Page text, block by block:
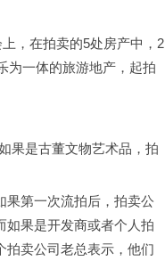
，在拍卖的5处房产中，2
为一体的旅游地产，起拍
果是古董文物艺术品，拍
果第一次流拍后，拍卖公
如果是开发商或者个人拍
拍卖公司老总表示，他们